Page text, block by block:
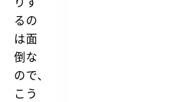
るの
は面
倒な
ので、
こう